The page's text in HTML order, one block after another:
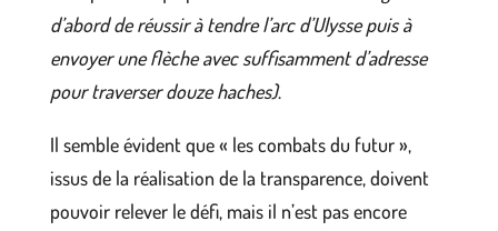
d’abord de réussir à tendre l’arc d’Ulysse puis à
envoyer une flèche avec suffisamment d’adresse
pour traverser douze haches).
Il semble évident que « les combats du futur »,
issus de la réalisation de la transparence, doivent
pouvoir relever le défi, mais il n’est pas encore